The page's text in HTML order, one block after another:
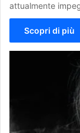
attualmente
Scopri di più